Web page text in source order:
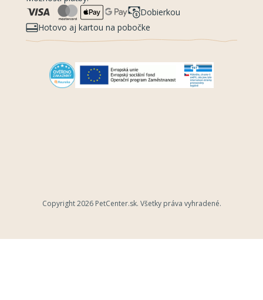
Dobierkou
Hotovo aj kartou na pobočke
Copyright 2026 PetCenter.sk. Všetky práva vyhradené.